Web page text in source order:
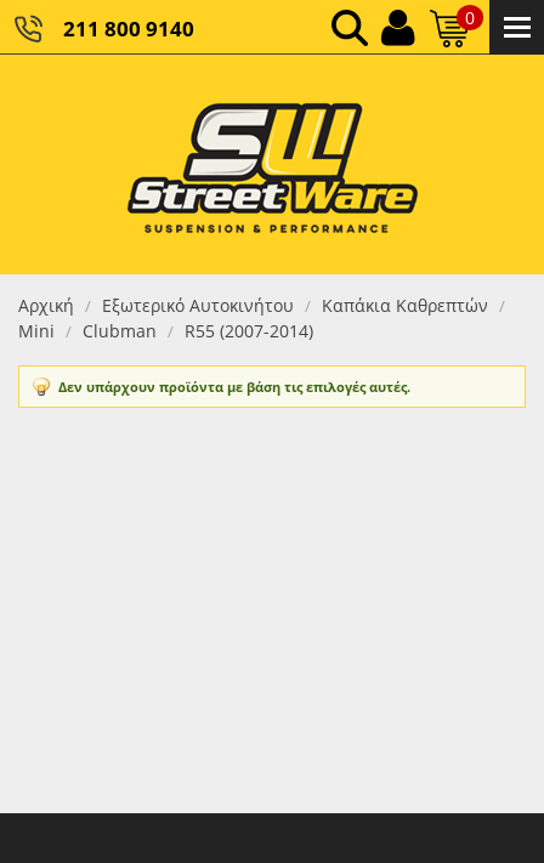
211 800 9140 0
ΚΑΘΑΡΌ ΣΎΝΟΛΟ:
ΤΕΛΙΚΌ ΣΎΝΟΛΟ:0,00 €
Αρχική / Εξωτερικό Αυτοκινήτου / Καπάκια Καθρεπτών /
Mini / Clubman / R55 (2007-2014)
Δεν υπάρχουν προϊόντα με βάση τις επιλογές αυτές.